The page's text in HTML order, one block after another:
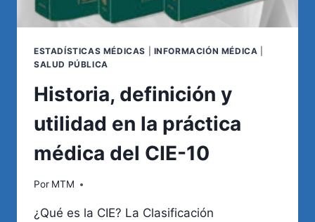
ESTADÍSTICAS MÉDICAS INFORMACIÓN MÉDICA
SALUD PÚBLICA
Historia, definición y
utilidad en la práctica
médica del CIE-10
Por MTM
¿Qué es la CIE? La Clasificación